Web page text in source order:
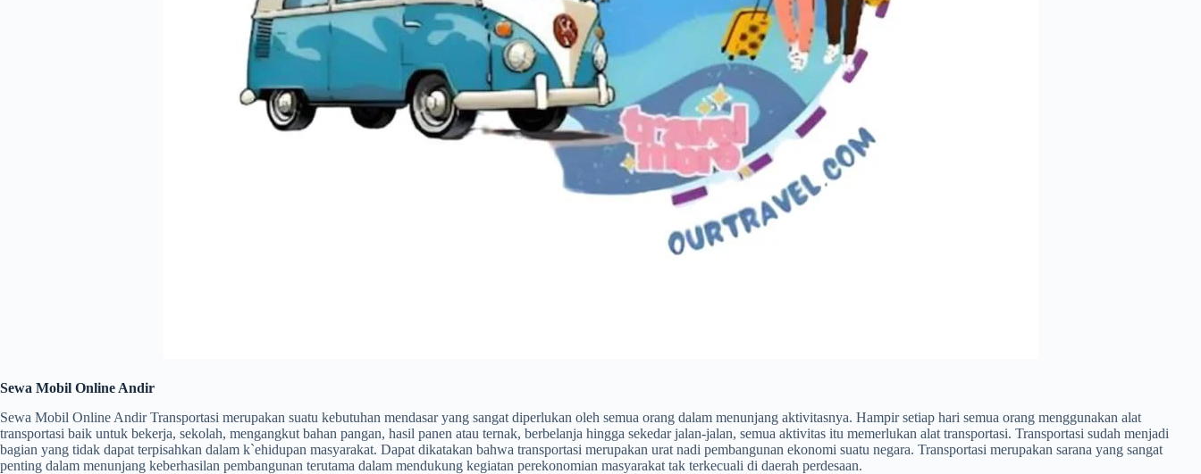
Sewa Mobil Online Andir
Sewa Mobil Online Andir Transportasi merupakan suatu kebutuhan mendasar yang sangat diperlukan oleh semua orang dalam menunjang aktivitasnya. Hampir setiap hari semua orang menggunakan alat
transportasi baik untuk bekerja, sekolah, mengangkut bahan pangan, hasil panen atau ternak, berbelanja hingga sekedar jalan-jalan, semua aktivitas itu memerlukan alat transportasi. Transportasi sudah menjadi
bagian yang tidak dapat terpisahkan dalam k`ehidupan masyarakat. Dapat dikatakan bahwa transportasi merupakan urat nadi pembangunan ekonomi suatu negara. Transportasi merupakan sarana yang sangat
penting dalam menunjang keberhasilan pembangunan terutama dalam mendukung kegiatan perekonomian masyarakat tak terkecuali di daerah perdesaan.